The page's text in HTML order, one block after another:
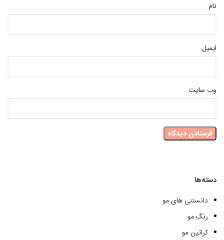
نام
ایمیل
وب‌ سایت
دسته‌ها
دانستنی های مو
رنگ مو
کراتین مو